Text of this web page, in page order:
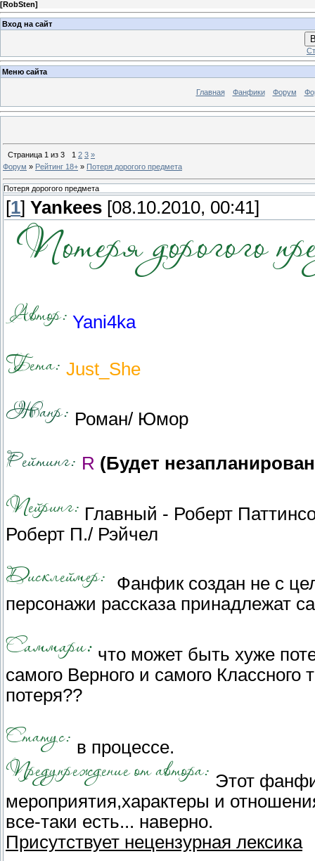
[RobSten]
Вход на сайт
Меню сайта
Главная Фанфики Форум
Страница 1 из 3 1 2 3 »
Форум » Рейтинг 18+ » Потеря дорогого предмета
Потеря дорогого предмета
[1] Yankees [08.10.2010, 00:41]
Yani4ka
Just_She
Роман/ Юмор
R (Будет
Главный - Роберт
Роберт П./ Рэйчел
Фанфик создан не с
персонажи рассказа принадлежат
что может быть хуже
самого Верного и самого
потеря??
в процессе.
Этот
мероприятия,характеры и
все-таки есть... наверно.
Присутствует нецензурная лексика